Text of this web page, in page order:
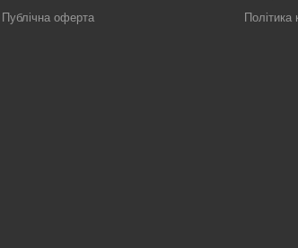
Публічна оферта
Політика